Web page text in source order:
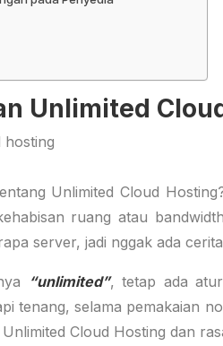
Unlimited
Unlimited Cloud
ruang atau
server, jadi nggak ada
“unlimited”, tetap ada
tenang, selama pemakaian
Cloud Hosting dan